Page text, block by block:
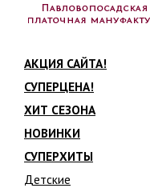
АКЦИЯ САЙТА!
СУПЕРЦЕНА!
ХИТ СЕЗОНА
НОВИНКИ
СУПЕРХИТЫ
Детские